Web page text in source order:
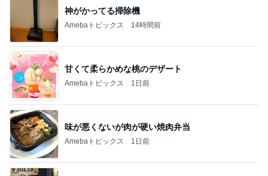
神がかってる掃除機
Amebaトピックス 14時間前
甘くて柔らかめな桃のデザート
Amebaトピックス 1日前
味が悪くないが肉が硬い焼肉弁当
Amebaトピックス 1日前